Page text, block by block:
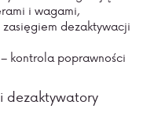
i wagami,
dezaktywacji
kontrola poprawności
dezaktywatory